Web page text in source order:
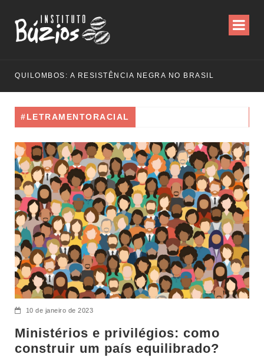
QUILOMBOS: A RESISTÊNCIA NEGRA NO BRASIL
#LETRAMENTORACIAL
10 de janeiro de 2023
Ministérios e privilégios: como
construir um país equilibrado?